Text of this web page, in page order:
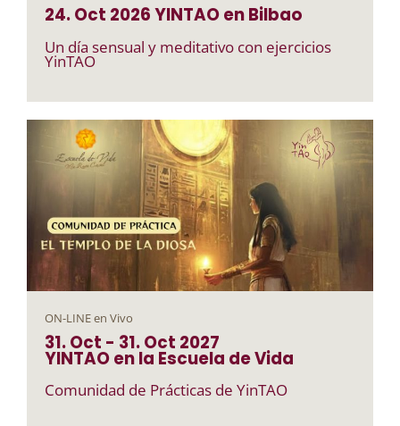
24. Oct 2026 YINTAO en Bilbao
Un día sensual y meditativo con ejercicios
YinTAO
ON-LINE en Vivo
31. Oct - 31. Oct 2027
YINTAO en la Escuela de Vida
Comunidad de Prácticas de YinTAO